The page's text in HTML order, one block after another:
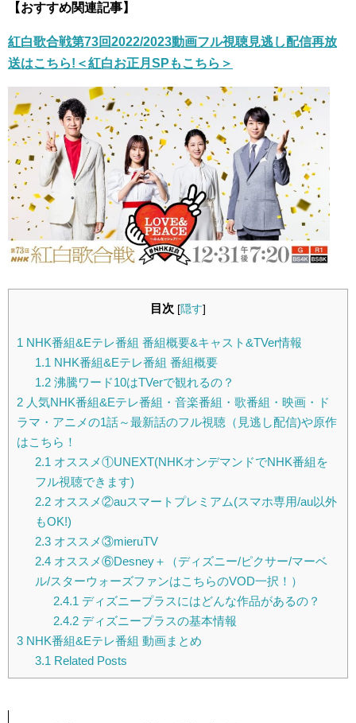
【おすすめ関連記事】
紅白歌合戦第73回2022/2023動画フル視聴見逃し配信再放
送はこちら!＜紅白お正月SPもこちら＞
目次 [隠す]
1 NHK番組&Eテレ番組 番組概要&キャスト&TVer情報
1.1 NHK番組&Eテレ番組 番組概要
1.2沸騰ワード10はTVerで観れるの？
2 人気NHK番組&Eテレ番組・音楽番組・歌番組・映画・ド
ラマ・アニメの1話～最新話のフル視聴（見逃し配信)や原作
はこちら！
2.1 オススメ①UNEXT(NHKオンデマンドでNHK番組を
フル視聴できます)
2.2オススメ②auスマートプレミアム(スマホ専用/au以外
もOK!)
2.3オススメ③mieruTV
2.4オススメ⑥Desney＋（ディズニー/ピクサー/マーベ
ル/スターウォーズファンはこちらのVOD一択！）
2.4.1 ディズニープラスにはどんな作品があるの？
2.4.2ディズニープラスの基本情報
3 NHK番組&Eテレ番組 動画まとめ
3.1 Related Posts